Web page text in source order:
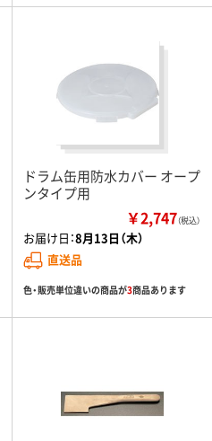
ドラム缶用防水カバー オープ
ンタイプ用
￥2,747（税込）
お届け日：8月13日（木）
直送品
色・販売単位違いの商品が3商品あります